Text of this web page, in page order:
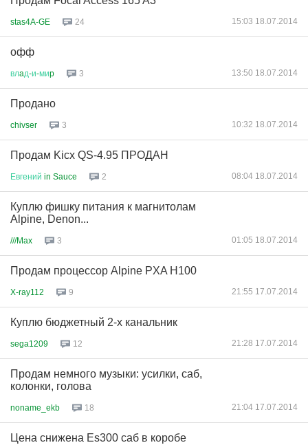
stas4A-GE 24 15:03 18.07.2014
офф
влaд-и-миp 3 13:50 18.07.2014
Продано
chivser 3 10:32 18.07.2014
Продам Kicx QS-4.95 ПРОДАН
Евгений in Sauce 2 08:04 18.07.2014
Куплю фишку питания к магнитолам
Alpine, Denon...
///Max 3 01:05 18.07.2014
Продам процессор Alpine PXA H100
X-ray112 9 21:55 17.07.2014
Куплю бюджетный 2-х канальник
sega1209 12 21:28 17.07.2014
Продам немного музыки: усилки, саб,
колонки, голова
noname_ekb 18 21:04 17.07.2014
Цена снижена Es300 саб в коробе